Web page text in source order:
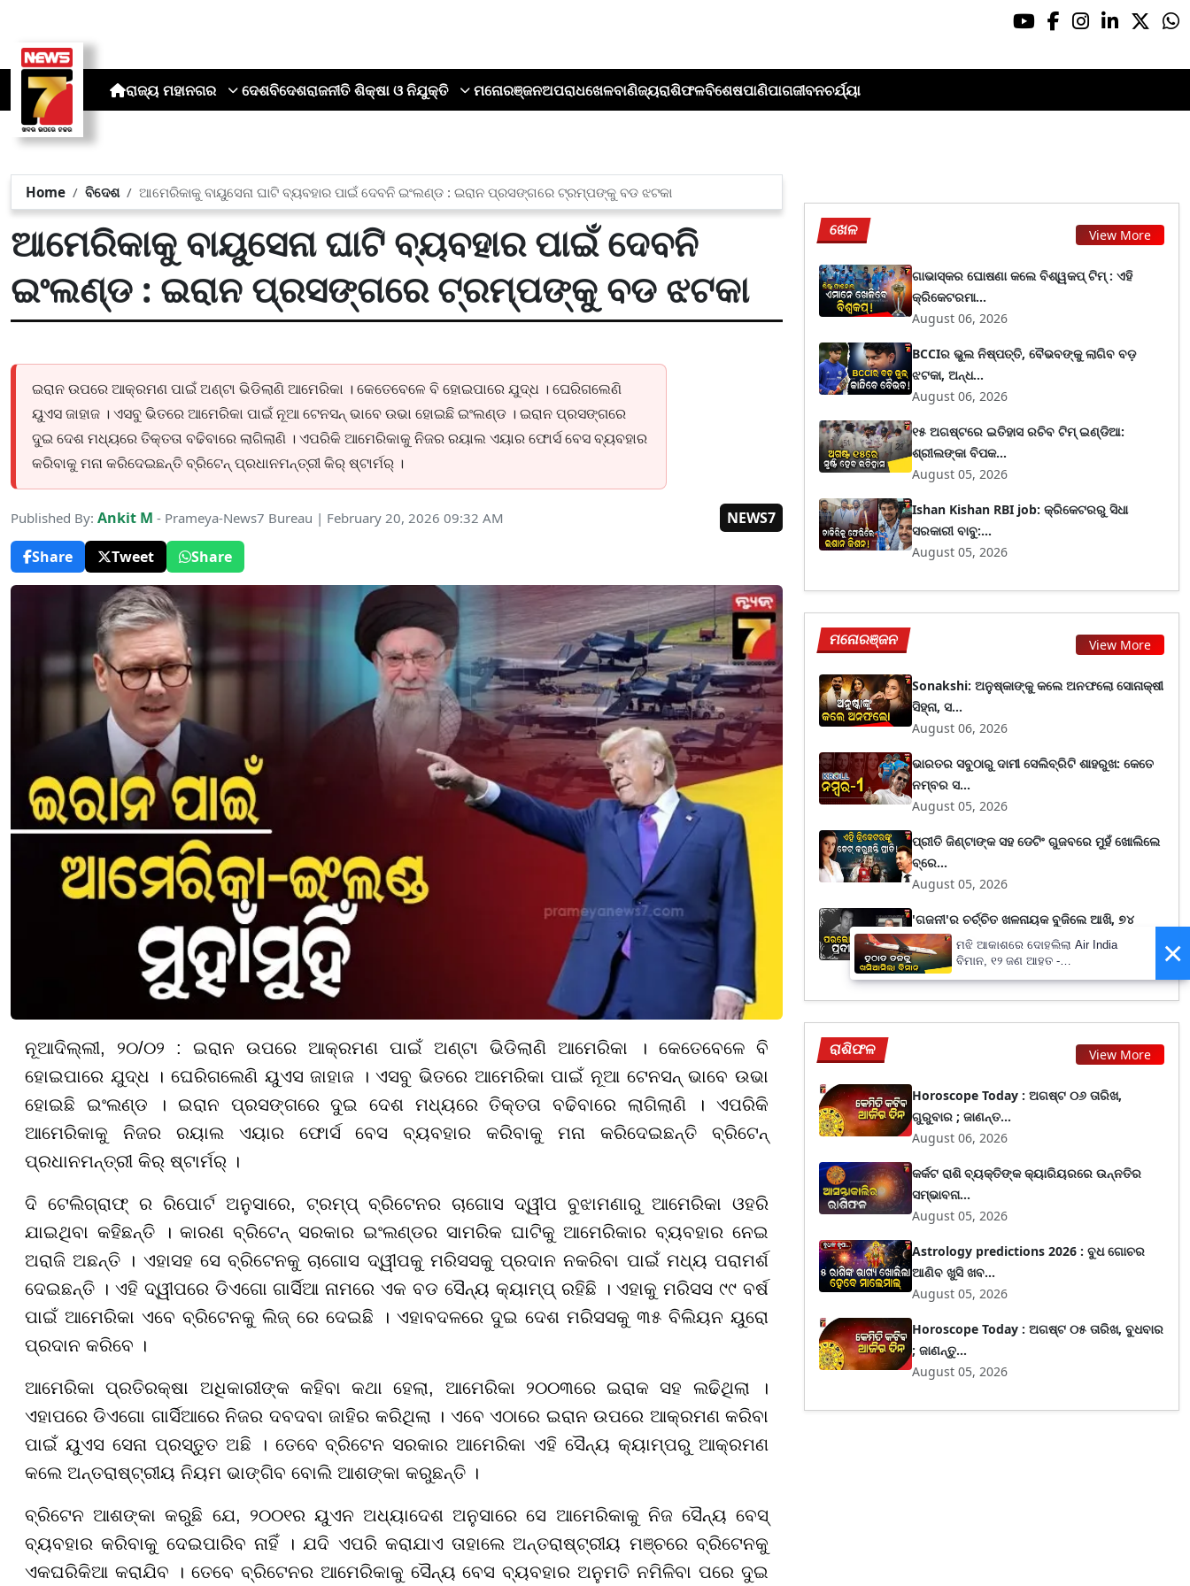
ରାଜ୍ୟ ମହାନଗର ଦେଶବିଦେଶରାଜନୀତି ଶିକ୍ଷା ଓ ନିଯୁକ୍ତି ମନୋରଞ୍ଜନଅପରାଧଖେଳବାଣିଜ୍ୟରାଶିଫଳବିଶେଷପାଣିପାଗଜୀବନଚର୍ଯ୍ୟା
Home ବିଦେଶ ଆମେରିକାକୁ ବାୟୁସେନା ଘାଟି ବ୍ୟବହାର ପାଇଁ ଦେବନି ଇଂଲଣ୍ଡ : ଇରାନ ପ୍ରସଙ୍ଗରେ ଟ୍ରମ୍ପଙ୍କୁ ବଡ ଝଟକା
ଆମେରିକାକୁ ବାୟୁସେନା ଘାଟି ବ୍ୟବହାର ପାଇଁ ଦେବନି
ଇଂଲଣ୍ଡ : ଇରାନ ପ୍ରସଙ୍ଗରେ ଟ୍ରମ୍ପଙ୍କୁ ବଡ ଝଟକା
ଇରାନ ଉପରେ ଆକ୍ରମଣ ପାଇଁ ଅଣ୍ଟା ଭିଡିଲାଣି ଆମେରିକା । କେତେବେଳେ ବି ହୋଇପାରେ ଯୁଦ୍ଧ । ଘେରିଗଲେଣି
ୟୁଏସ ଜାହାଜ । ଏସବୁ ଭିତରେ ଆମେରିକା ପାଇଁ ନୂଆ ଟେନସନ୍ ଭାବେ ଉଭା ହୋଇଛି ଇଂଲଣ୍ଡ । ଇରାନ ପ୍ରସଙ୍ଗରେ
ଦୁଇ ଦେଶ ମଧ୍ୟରେ ତିକ୍ତତା ବଢିବାରେ ଲାଗିଲାଣି । ଏପରିକି ଆମେରିକାକୁ ନିଜର ରୟାଲ ଏୟାର ଫୋର୍ସ ବେସ ବ୍ୟବହାର
କରିବାକୁ ମନା କରିଦେଇଛନ୍ତି ବ୍ରିଟେନ୍ ପ୍ରଧାନମନ୍ତ୍ରୀ କିର୍ ଷ୍ଟାର୍ମର୍ ।
Published By: Ankit M - Prameya-News7 Bureau | February 20, 2026 09:32 AM
NEWS7
Share
Tweet Share
ନୂଆଦିଲ୍ଲୀ, ୨୦/୦୨ : ଇରାନ ଉପରେ ଆକ୍ରମଣ ପାଇଁ ଅଣ୍ଟା ଭିଡିଲାଣି ଆମେରିକା । କେତେବେଳେ ବି
ହୋଇପାରେ ଯୁଦ୍ଧ । ଘେରିଗଲେଣି ୟୁଏସ ଜାହାଜ । ଏସବୁ ଭିତରେ ଆମେରିକା ପାଇଁ ନୂଆ ଟେନସନ୍ ଭାବେ ଉଭା
ହୋଇଛି ଇଂଲଣ୍ଡ । ଇରାନ ପ୍ରସଙ୍ଗରେ ଦୁଇ ଦେଶ ମଧ୍ୟରେ ତିକ୍ତତା ବଢିବାରେ ଲାଗିଲାଣି । ଏପରିକି
ଆମେରିକାକୁ ନିଜର ରୟାଲ ଏୟାର ଫୋର୍ସ ବେସ ବ୍ୟବହାର କରିବାକୁ ମନା କରିଦେଇଛନ୍ତି ବ୍ରିଟେନ୍
ପ୍ରଧାନମନ୍ତ୍ରୀ କିର୍ ଷ୍ଟାର୍ମର୍ ।
ଦି ଟେଲିଗ୍ରାଫ୍ ର ରିପୋର୍ଟ ଅନୁସାରେ, ଟ୍ରମ୍ପ୍ ବ୍ରିଟେନର ଚାଗୋସ ଦ୍ୱୀପ ବୁଝାମଣାରୁ ଆମେରିକା ଓହରି
ଯାଇଥିବା କହିଛନ୍ତି । କାରଣ ବ୍ରିଟେନ୍ ସରକାର ଇଂଲଣ୍ଡର ସାମରିକ ଘାଟିକୁ ଆମେରିକାର ବ୍ୟବହାର ନେଇ
ଅରାଜି ଅଛନ୍ତି । ଏହାସହ ସେ ବ୍ରିଟେନକୁ ଚାଗୋସ ଦ୍ୱୀପକୁ ମରିସସକୁ ପ୍ରଦାନ ନକରିବା ପାଇଁ ମଧ୍ୟ ପରାମର୍ଶ
ଦେଇଛନ୍ତି । ଏହି ଦ୍ୱୀପରେ ଡିଏଗୋ ଗାର୍ସିଆ ନାମରେ ଏକ ବଡ ସୈନ୍ୟ କ୍ୟାମ୍ପ୍ ରହିଛି । ଏହାକୁ ମରିସସ ୯୯ ବର୍ଷ
ପାଇଁ ଆମେରିକା ଏବେ ବ୍ରିଟେନକୁ ଲିଜ୍ ରେ ଦେଇଛି । ଏହାବଦଳରେ ଦୁଇ ଦେଶ ମରିସସକୁ ୩୫ ବିଲିୟନ ୟୁରୋ
ପ୍ରଦାନ କରିବେ ।
ଆମେରିକା ପ୍ରତିରକ୍ଷା ଅଧିକାରୀଙ୍କ କହିବା କଥା ହେଲା, ଆମେରିକା ୨୦୦୩ରେ ଇରାକ ସହ ଲଢିଥିଲା ।
ଏହାପରେ ଡିଏଗୋ ଗାର୍ସିଆରେ ନିଜର ଦବଦବା ଜାହିର କରିଥିଲା । ଏବେ ଏଠାରେ ଇରାନ ଉପରେ ଆକ୍ରମଣ କରିବା
ପାଇଁ ୟୁଏସ ସେନା ପ୍ରସ୍ତୁତ ଅଛି । ତେବେ ବ୍ରିଟେନ ସରକାର ଆମେରିକା ଏହି ସୈନ୍ୟ କ୍ୟାମ୍ପରୁ ଆକ୍ରମଣ
କଲେ ଅନ୍ତରାଷ୍ଟ୍ରୀୟ ନିୟମ ଭାଙ୍ଗିବ ବୋଲି ଆଶଙ୍କା କରୁଛନ୍ତି ।
ବ୍ରିଟେନ ଆଶଙ୍କା କରୁଛି ଯେ, ୨୦୦୧ର ୟୁଏନ ଅଧ୍ୟାଦେଶ ଅନୁସାରେ ସେ ଆମେରିକାକୁ ନିଜ ସୈନ୍ୟ ବେସ୍
ବ୍ୟବହାର କରିବାକୁ ଦେଇପାରିବ ନାହିଁ । ଯଦି ଏପରି କରାଯାଏ ତାହାଲେ ଅନ୍ତରାଷ୍ଟ୍ରୀୟ ମଞ୍ଚରେ ବ୍ରିଟେନକୁ
ଏକଘରିକିଆ କରାଯିବ । ତେବେ ବ୍ରିଟେନର ଆମେରିକାକୁ ସୈନ୍ୟ ବେସ ବ୍ୟବହାର ଅନୁମତି ନମିଳିବା ପରେ ଦୁଇ
ଖେଳ View More
ଗାଭାସ୍କର ଘୋଷଣା କଲେ ବିଶ୍ୱକପ୍ ଟିମ୍ : ଏହି
କ୍ରିକେଟରମା...
August 06, 2026
BCCIର ଭୁଲ ନିଷ୍ପତ୍ତି, ବୈଭବଙ୍କୁ ଲାଗିବ ବଡ଼
ଝଟକା, ଅନ୍ଧ...
August 06, 2026
୧୫ ଅଗଷ୍ଟରେ ଇତିହାସ ରଚିବ ଟିମ୍ ଇଣ୍ଡିଆ:
ଶ୍ରୀଲଙ୍କା ବିପକ...
August 05, 2026
Ishan Kishan RBI job: କ୍ରିକେଟରରୁ ସିଧା
ସରକାରୀ ବାବୁ:...
August 05, 2026
ମନୋରଞ୍ଜନ View More
Sonakshi: ଅନୁଷ୍କାଙ୍କୁ କଲେ ଅନଫଲୋ ସୋନାକ୍ଷୀ
ସିହ୍ନା, ସ...
August 06, 2026
ଭାରତର ସବୁଠାରୁ ଦାମୀ ସେଲିବ୍ରିଟି ଶାହରୁଖ: କେତେ
ନମ୍ବର ସ...
August 05, 2026
ପ୍ରୀତି ଜିଣ୍ଟାଙ୍କ ସହ ଡେଟିଂ ଗୁଜବରେ ମୁହଁ ଖୋଲିଲେ
ବ୍ରେ...
August 05, 2026
'ଗଜନୀ'ର ଚର୍ଚ୍ଚିତ ଖଳନାୟକ ବୁଜିଲେ ଆଖି, ୭୪
ବର୍ଷରେ ପ୍ରଦ...
August 04, 2026
ରାଶିଫଳ View More
Horoscope Today : ଅଗଷ୍ଟ ୦୬ ତାରିଖ,
ଗୁରୁବାର ; ଜାଣନ୍ତ...
August 06, 2026
କର୍କଟ ରାଶି ବ୍ୟକ୍ତିଙ୍କ କ୍ୟାରିୟରରେ ଉନ୍ନତିର
ସମ୍ଭାବନା...
August 05, 2026
Astrology predictions 2026 : ବୁଧ ଗୋଚର
ଆଣିବ ଖୁସି ଖବ...
August 05, 2026
Horoscope Today : ଅଗଷ୍ଟ ୦୫ ତାରିଖ, ବୁଧବାର
; ଜାଣନ୍ତୁ...
August 05, 2026
×
ମଝି ଆକାଶରେ ଦୋହଲିଲା Air India
ବିମାନ, ୧୨ ଜଣ ଆହତ -
PrameyaNews7